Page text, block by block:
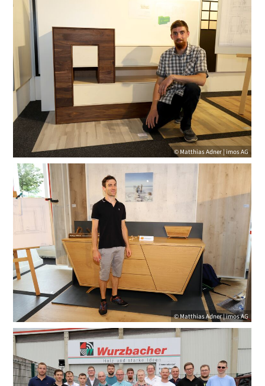
© Matthias Adner | imos AG
© Matthias Adner | imos AG